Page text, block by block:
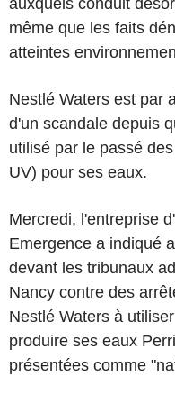
même que les faits
atteintes
Nestlé Waters est par
d'un scandale depuis
utilisé par le passé
UV) pour ses eaux.
Mercredi, l'entreprise
Emergence a indiqué
devant les tribunaux
Nancy contre des
Nestlé Waters à
produire ses eaux
présentées comme